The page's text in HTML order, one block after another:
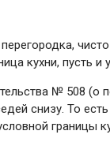
кухни, пусть и
№ 508 (о
снизу. То
границы